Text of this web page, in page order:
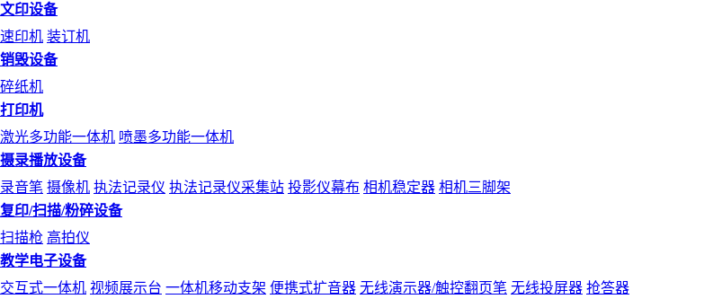
文印设备
速印机 装订机
销毁设备
碎纸机
打印机
激光多功能一体机 喷墨多功能一体机
摄录播放设备
录音笔 摄像机 执法记录仪 执法记录仪采集站 投影仪幕布 相机稳定器 相机三脚架
复印/扫描/粉碎设备
扫描枪 高拍仪
教学电子设备
交互式一体机 视频展示台 一体机移动支架 便携式扩音器 无线演示器/触控翻页笔 无线投屏器 抢答器